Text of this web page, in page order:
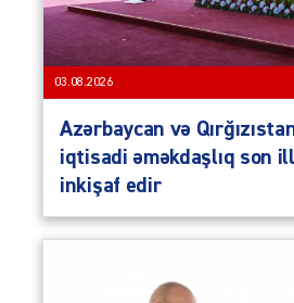
03.08.2026
Azərbaycan və
iqtisadi əməkdaşlıq son
inkişaf edir